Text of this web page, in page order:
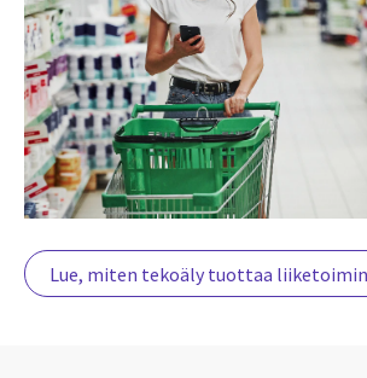
Lue, miten tekoäly tuottaa